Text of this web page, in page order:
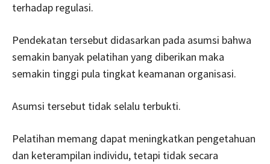
terhadap regulasi.
Pendekatan tersebut didasarkan pada asumsi bahwa
semakin banyak pelatihan yang diberikan maka
semakin tinggi pula tingkat keamanan organisasi.
Asumsi tersebut tidak selalu terbukti.
Pelatihan memang dapat meningkatkan pengetahuan
dan keterampilan individu, tetapi tidak secara